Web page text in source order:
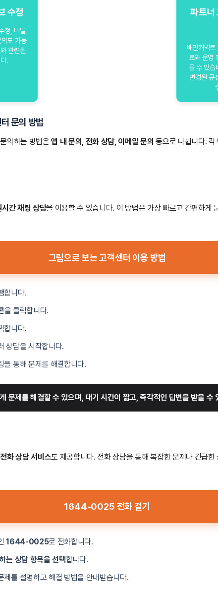
수정
정, 비밀
도 가능
관련된
.
파트너
배민커넥
료와 운영
을 수 있습
변경된 규
문의 방법
의하는 방법은앱 내 문의, 전화 상담, 이메일 문의 등으로 나뉩니다.
시간 채팅 상담을 이용할 수 있습니다. 이 방법은 가장 빠르고 간편하게
그림으로 보는 고객센터 이용 방법
합니다.
을 클릭합니다.
합니다.
상담을 시작합니다.
을 통해 문제를 해결합니다.
문제를 해결할 수 있으며, 대기 시간이 짧고, 즉각적인 답변을 받을 수
전화 상담 서비스도 제공합니다. 전화 상담을 통해 복잡한 문제나 긴급한
1644-0025 전화 걸기
1644-0025로 전화합니다.
는 상담 항목을 선택합니다.
제를 설명하고 해결 방법을 안내받습니다.